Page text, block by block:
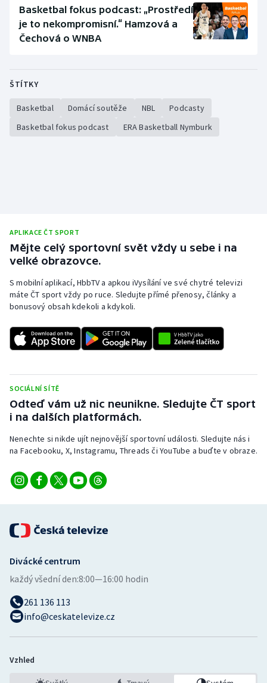
Ragby
Rychlobruslení
Sportovní střelba
Vodní slalom
Ostatní
Basketbal fokus podcast: „Prostředí
je to nekompromisní.“ Hamzová a
Čechová o WNBA
ŠTÍTKY
Basketbal Domácí soutěže NBL
Podcasty
Basketbal fokus podcast
ERA Basketball Nymburk
APLIKACE ČT SPORT
Mějte celý sportovní svět vždy u sebe i na
velké obrazovce.
S mobilní aplikací, HbbTV a apkou iVysílání ve své chytré televizi
máte ČT sport vždy po ruce. Sledujte přímé přenosy, články a
bonusový obsah kdekoli a kdykoli.
SOCIÁLNÍ SÍTĚ
Odteď vám už nic neunikne. Sledujte ČT sport
i na dalších platformách.
Nenechte si nikde ujít nejnovější sportovní události. Sledujte nás i
na Facebooku, X, Instagramu, Threads či YouTube a buďte v obraze.
Divácké centrum
každý všední den:8:00—16:00 hodin
261 136 113
info@ceskatelevize.cz
Vzhled